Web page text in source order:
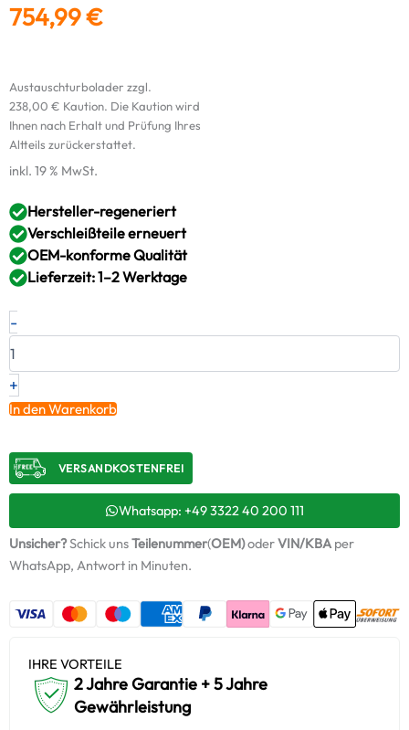
754,99€
Austauschturbolader zzgl.
238,00 € Kaution. Die Kaution wird
Ihnen nach Erhalt und Prüfung Ihres
Altteils zurückerstattet.
inkl. 19 % MwSt.
Hersteller-regeneriert
Verschleißteile erneuert
OEM-konforme Qualität
Lieferzeit: 1–2 Werktage
-
Original
RED
3048634
/
+
Montagesatz
Menge
+
In den Warenkorb
VERSANDKOSTENFREI​
Whatsapp: +49 3322 40 200 111
Unsicher?Schick unsTeilenummer(OEM)oderVIN/KBAper
WhatsApp, Antwort in Minuten.
IHRE VORTEILE
2 Jahre Garantie + 5 Jahre
Gewährleistung